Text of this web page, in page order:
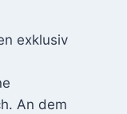
exklusiv
An dem